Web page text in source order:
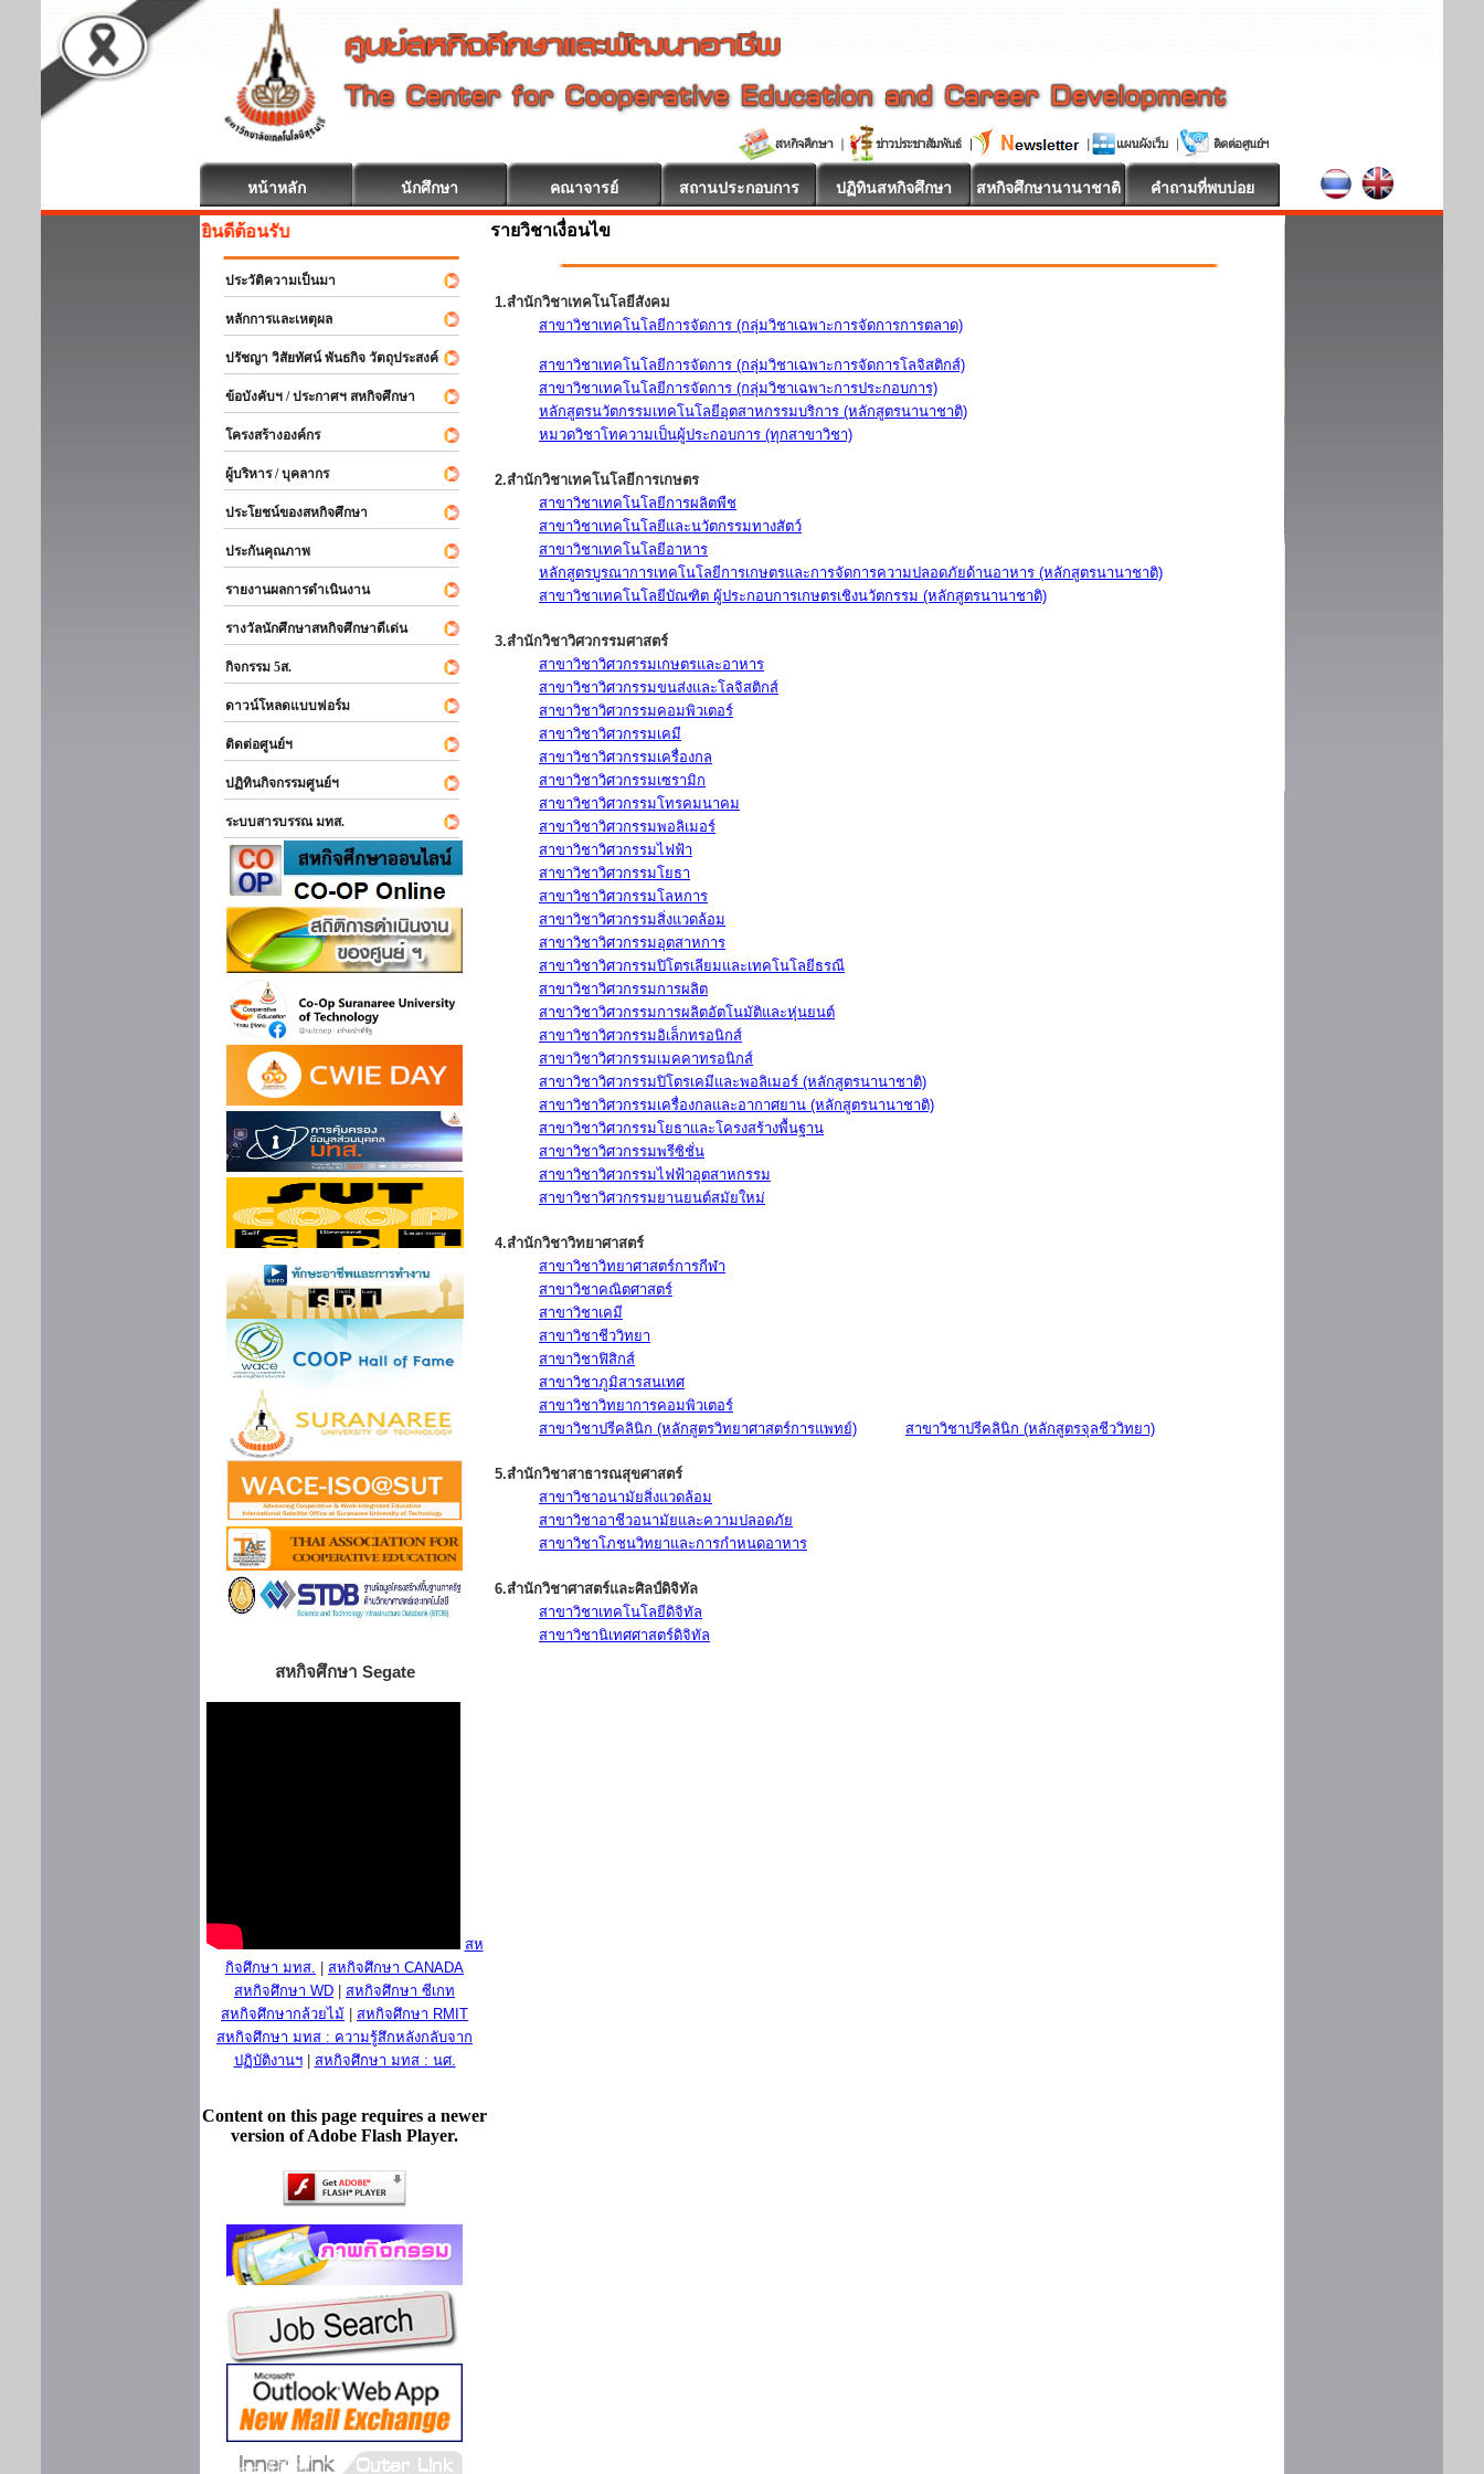
หน้าหลัก นักศึกษา คณาจารย์ สถานประกอบการ ปฏิทินสหกิจศึกษา สหกิจศึกษานานาชาติ คำถามที่พบบ่อย
สหกิจศึกษา ยินดีต้อนรับ
ประวัติความเป็นมา
หลักการและเหตุผล
ปรัชญา วิสัยทัศน์ พันธกิจ วัตถุประสงค์
ข้อบังคับฯ / ประกาศฯ สหกิจศึกษา
โครงสร้างองค์กร
ผู้บริหาร / บุคลากร
ประโยชน์ของสหกิจศึกษา
ประกันคุณภาพ
รายงานผลการดำเนินงาน
รางวัลนักศึกษาสหกิจศึกษาดีเด่น
กิจกรรม 5ส.
ดาวน์โหลดแบบฟอร์ม
ติดต่อศูนย์ฯ
ปฏิทินกิจกรรมศูนย์ฯ
ระบบสารบรรณ มทส.
สหกิจศึกษา Segate
สห
กิจศึกษา มทส.
สหกิจศึกษา CANADA
สหกิจศึกษา WD
สหกิจศึกษา ซีเกท
สหกิจศึกษากล้วยไม้
สหกิจศึกษา RMIT
สหกิจศึกษา มทส : ความรู้สึกหลังกลับจาก
ปฏิบัติงานฯ| สหกิจศึกษา มทส : นศ.
Content on this page requires a newer
version of Adobe Flash Player.
รายวิชาเงื่อนไข
1.สำนักวิชาเทคโนโลยีสังคม
สาขาวิชาเทคโนโลยีการจัดการ (กลุ่มวิชาเฉพาะการจัดการการตลาด)
สาขาวิชาเทคโนโลยีการจัดการ (กลุ่มวิชาเฉพาะการจัดการโลจิสติกส์)
สาขาวิชาเทคโนโลยีการจัดการ (กลุ่มวิชาเฉพาะการประกอบการ)
หลักสูตรนวัตกรรมเทคโนโลยีอุตสาหกรรมบริการ (หลักสูตรนานาชาติ)
หมวดวิชาโทความเป็นผู้ประกอบการ (ทุกสาขาวิชา)
2.สำนักวิชาเทคโนโลยีการเกษตร
สาขาวิชาเทคโนโลยีการผลิตพืช
สาขาวิชาเทคโนโลยีและนวัตกรรมทางสัตว์
สาขาวิชาเทคโนโลยีอาหาร
หลักสูตรบูรณาการเทคโนโลยีการเกษตรและการจัดการความปลอดภัยด้านอาหาร (หลักสูตรนานาชาติ)
สาขาวิชาเทคโนโลยีบัณฑิต ผู้ประกอบการเกษตรเชิงนวัตกรรม (หลักสูตรนานาชาติ)
3.สำนักวิชาวิศวกรรมศาสตร์
สาขาวิชาวิศวกรรมเกษตรและอาหาร
สาขาวิชาวิศวกรรมขนส่งและโลจิสติกส์
สาขาวิชาวิศวกรรมคอมพิวเตอร์
สาขาวิชาวิศวกรรมเคมี
สาขาวิชาวิศวกรรมเครื่องกล
สาขาวิชาวิศวกรรมเซรามิก
สาขาวิชาวิศวกรรมโทรคมนาคม
สาขาวิชาวิศวกรรมพอลิเมอร์
สาขาวิชาวิศวกรรมไฟฟ้า
สาขาวิชาวิศวกรรมโยธา
สาขาวิชาวิศวกรรมโลหการ
สาขาวิชาวิศวกรรมสิ่งแวดล้อม
สาขาวิชาวิศวกรรมอุตสาหการ
สาขาวิชาวิศวกรรมปิโตรเลียมและเทคโนโลยีธรณี
สาขาวิชาวิศวกรรมการผลิต
สาขาวิชาวิศวกรรมการผลิตอัตโนมัติและหุ่นยนต์
สาขาวิชาวิศวกรรมอิเล็กทรอนิกส์
สาขาวิชาวิศวกรรมเมคคาทรอนิกส์
สาขาวิชาวิศวกรรมปิโตรเคมีและพอลิเมอร์ (หลักสูตรนานาชาติ)
สาขาวิชาวิศวกรรมเครื่องกลและอากาศยาน (หลักสูตรนานาชาติ)
สาขาวิชาวิศวกรรมโยธาและโครงสร้างพื้นฐาน
สาขาวิชาวิศวกรรมพรีซิชั่น
สาขาวิชาวิศวกรรมไฟฟ้าอุตสาหกรรม
สาขาวิชาวิศวกรรมยานยนต์สมัยใหม่
4.สำนักวิชาวิทยาศาสตร์
สาขาวิชาวิทยาศาสตร์การกีฬา
สาขาวิชาคณิตศาสตร์
สาขาวิชาเคมี
สาขาวิชาชีววิทยา
สาขาวิชาฟิสิกส์
สาขาวิชาภูมิสารสนเทศ
สาขาวิชาวิทยาการคอมพิวเตอร์
สาขาวิชาปรีคลินิก (หลักสูตรวิทยาศาสตร์การแพทย์)
สาขาวิชาปรีคลินิก (หลักสูตรจุลชีววิทยา)
5.สำนักวิชาสาธารณสุขศาสตร์
สาขาวิชาอนามัยสิ่งแวดล้อม
สาขาวิชาอาชีวอนามัยและความปลอดภัย
สาขาวิชาโภชนวิทยาและการกำหนดอาหาร
6.สำนักวิชาศาสตร์และศิลป์ดิจิทัล
สาขาวิชาเทคโนโลยีดิจิทัล
สาขาวิชานิเทศศาสตร์ดิจิทัล